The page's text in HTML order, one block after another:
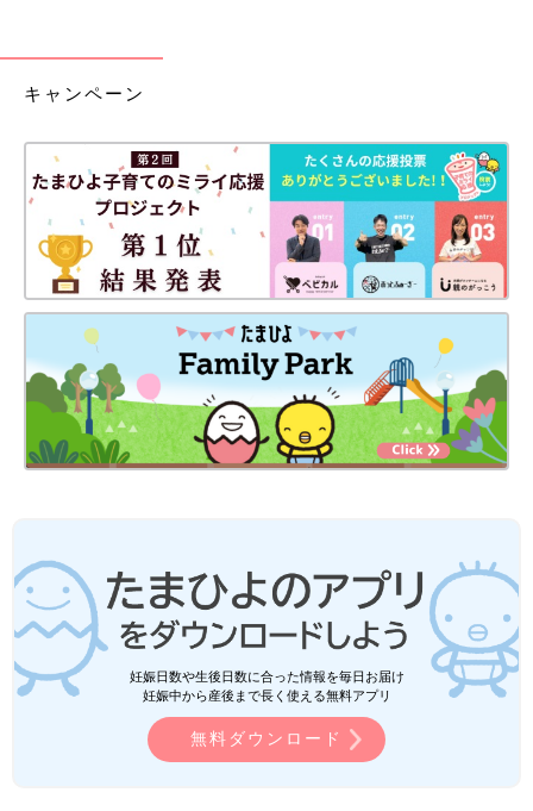
キャンペーン
妊娠日数や生後日数に合った情報を毎日お届け
妊娠中から産後まで長く使える無料アプリ
無料ダウンロード